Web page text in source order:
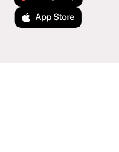
Laden im App Store